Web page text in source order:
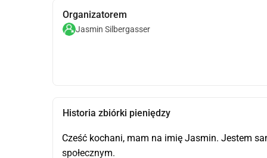
Organizatorem
Jasmin Silbergasser
Historia zbiórki pieniędzy
Cześć kochani, mam na imię Jasmin. Jestem
społecznym.